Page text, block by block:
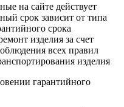
на сайте действует
срок зависит от типа
срока
изделия за счет
всех правил
изделия
гарантийного